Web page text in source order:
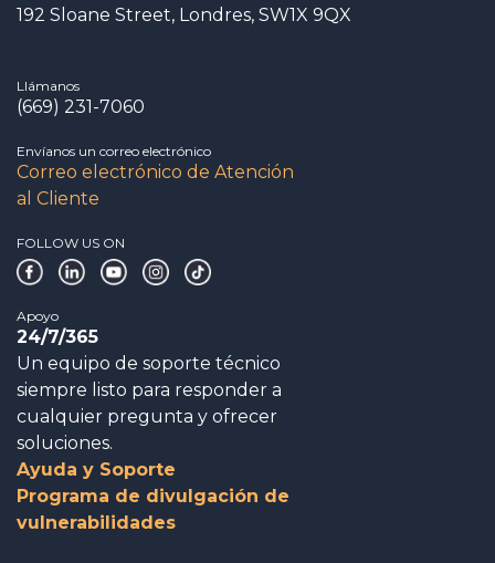
192 Sloane Street, Londres, SW1X 9QX
Llámanos
(669) 231-7060
Envíanos un correo electrónico
Correo electrónico de Atención
al Cliente
FOLLOW US ON
Apoyo
24/7/365
Un equipo de soporte técnico
siempre listo para responder a
cualquier pregunta y ofrecer
soluciones.
Ayuda y Soporte
Programa de divulgación de
vulnerabilidades